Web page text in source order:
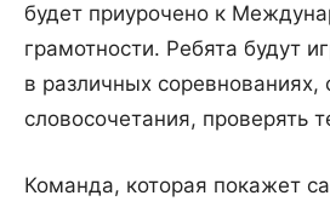
будет приурочено к
грамотности. Ребята будут
в различных соревнованиях,
словосочетания, проверять
Команда, которая покажет